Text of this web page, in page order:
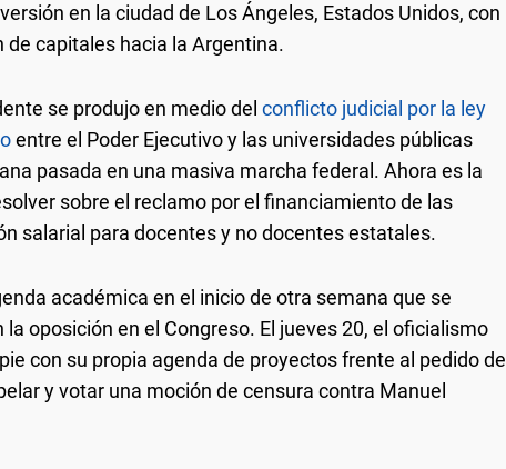
en la ciudad de Los Ángeles, Estados Unidos, con
capitales hacia la Argentina.
se produjo en medio del conflicto judicial por la ley
entre el Poder Ejecutivo y las universidades públicas
pasada en una masiva marcha federal. Ahora es la
sobre el reclamo por el financiamiento de las
salarial para docentes y no docentes estatales.
académica en el inicio de otra semana que se
oposición en el Congreso. El jueves 20, el oficialismo
con su propia agenda de proyectos frente al pedido de
y votar una moción de censura contra Manuel